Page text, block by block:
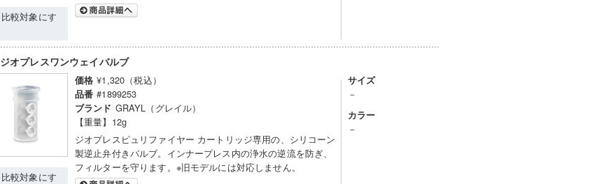
比較対象にす
ジオプレスワンウェイバルブ
比較対象にす
価格 ¥1,320（税込）
品番 #1899253
ブランド GRAYL（グレイル）
【重量】12g
ジオプレスピュリファイヤー カートリッジ専用の、シリコーン
製逆止弁付きバルブ。インナープレス内の浄水の逆流を防ぎ、
フィルターを守ります。※旧モデルには対応しません。
サイズ
－
カラー
－